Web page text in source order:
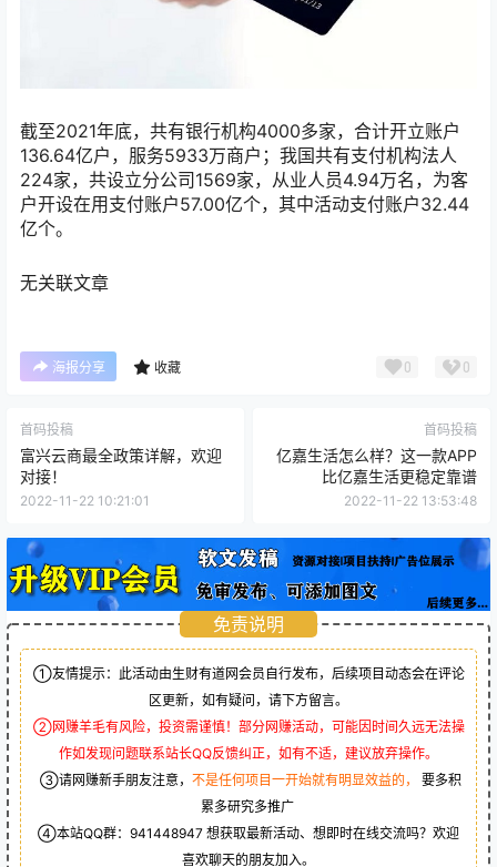
截至2021年底，共有银行机构4000多家，合计开立账户
136.64亿户，服务5933万商户；我国共有支付机构法人
224家，共设立分公司1569家，从业人员4.94万名，为客
户开设在用支付账户57.00亿个，其中活动支付账户32.44
亿个。
无关联文章
海报分享 收藏 0 0
首码投稿
富兴云商最全政策详解，欢迎
对接！
2022-11-22 10:21:01
首码投稿
亿嘉生活怎么样？这一款APP
比亿嘉生活更稳定靠谱
2022-11-22 13:53:48
免责说明
①友情提示：此活动由生财有道网会员自行发布，后续项目动态会在评论
区更新，如有疑问，请下方留言。
②网赚羊毛有风险，投资需谨慎！部分网赚活动，可能因时间久远无法操
作如发现问题联系站长QQ反馈纠正，如有不适，建议放弃操作。
③请网赚新手朋友注意， 不是任何项目一开始就有明显效益的，
要多积
累多研究多推广
④本站QQ群： 941448947 想获取最新活动、想即时在线交流吗？欢迎
喜欢聊天的朋友加入。